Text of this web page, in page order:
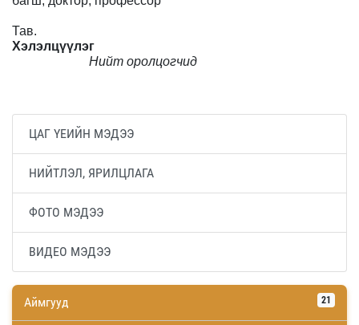
Тав.
Хэлэлцүүлэг
Нийт оролцогчид
ЦАГ ҮЕИЙН МЭДЭЭ
НИЙТЛЭЛ, ЯРИЛЦЛАГА
ФОТО МЭДЭЭ
ВИДЕО МЭДЭЭ
Аймгууд 21